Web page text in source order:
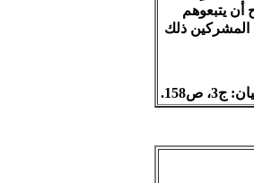
أن يتبعوهم
المشركين ذلك
ص158.